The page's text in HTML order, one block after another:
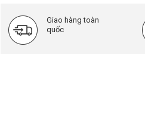
Giao hàng toàn
quốc